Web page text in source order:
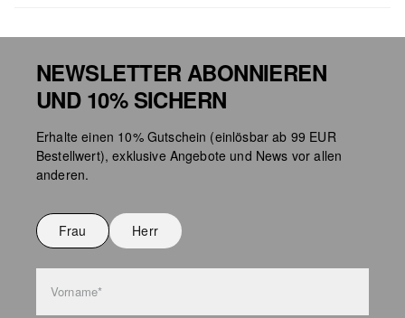
NEWSLETTER ABONNIEREN
UND 10% SICHERN
Erhalte einen 10% Gutschein (einlösbar ab 99 EUR
Bestellwert), exklusive Angebote und News vor allen
anderen.
Frau Herr
Vorname*